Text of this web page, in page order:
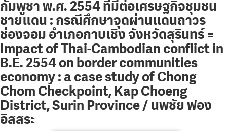
กัมพูชา พ.ศ. 2554 ที่มีต่อเศรษฐกิจชุมชน
ชายแดน : กรณีศึกษาจุดผ่านแดนถาวร
ช่องจอม อำเภอกาบเชิง จังหวัดสุรินทร์ =
Impact of Thai-Cambodian conflict in
B.E. 2554 on border communities
economy : a case study of Chong
Chom Checkpoint, Kap Choeng
District, Surin Province / นพชัย ฟอง
อิสสระ